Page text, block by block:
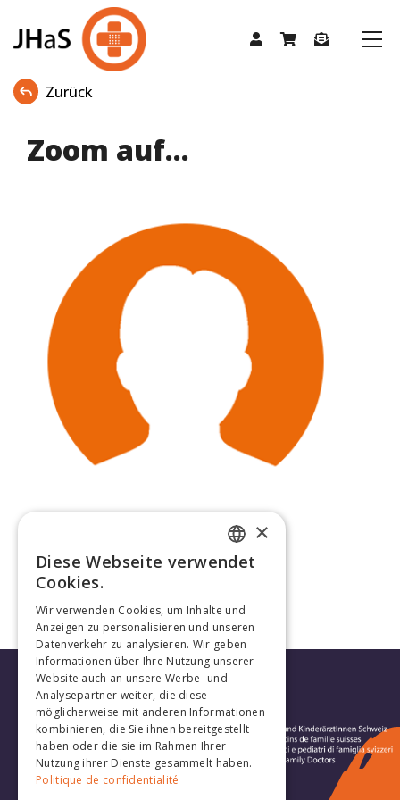
Zurück
Zoom auf...
Yvan Richardet
FRENCH
×
Diese Webseite verwendet
Cookies.
Wir verwenden Cookies, um Inhalte und
Anzeigen zu personalisieren und unseren
Datenverkehr zu analysieren. Wir geben
Informationen über Ihre Nutzung unserer
Website auch an unsere Werbe- und
Analysepartner weiter, die diese
möglicherweise mit anderen Informationen
kombinieren, die Sie ihnen bereitgestellt
haben oder die sie im Rahmen Ihrer
Nutzung ihrer Dienste gesammelt haben.
Politique de confidentialité